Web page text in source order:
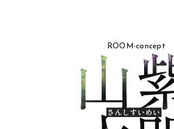
ROOM-concept